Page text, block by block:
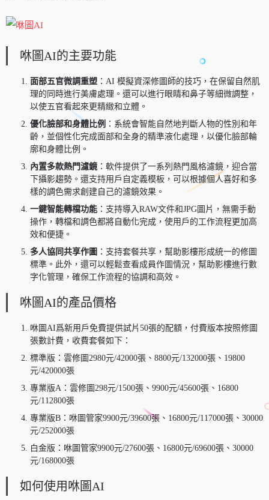
咻圖AI的主要功能
面部五官微調重塑 ：AI 模擬資深修圖師的技巧，在保留自然肌
理的同時進行美膚處理。還可以進行眼睛和鼻子等細微調整，
以使五官看起來更精緻和立體。
優化臉部和身體比例 ：系統會智能自然地判斷人物的性別和年
齡，並個性化完成面部和全身的精準液化處理，以優化臉部輪
廓和身體比例。
內置多款熱門濾鏡 ：軟件提供了一系列熱門風格濾鏡，迎合當
下攝影趨勢。還支持用戶自定義模板，可以根據個人喜好和多
樣的調色需求創建自己的濾鏡效果。
一鍵智能轉檔功能 ：支持導入RAW文件和JPG圖片，無需手動
操作，轉檔和調色都將自動化完成，使用戶的工作流程更加高
效和便捷。
多人協同共享作圖 ：支持套餐共享，幫助影樓形成統一的修圖
標準。此外，還可以輕鬆查看成員作圖情況，幫助影樓進行數
字化管理，確保工作流程的協調和高效。
咻圖AI的產品價格
咻圖AI爲新用戶免費提供試片50張的配額，付費版本按照修圖
張數計費，收費套餐如下：
標準版：雲修圖2980元/42000張、8800元/132000張、19800
元/420000張
專業版A：雲修圖298元/1500張、9900元/45600張、16800
元/112800張
專業版B：咻圖管家9900元/39600張、16800元/117000張、30000
元/252000張
白金版：咻圖管家9900元/27600張、16800元/69600張、30000
元/168000張
如何使用咻圖AI